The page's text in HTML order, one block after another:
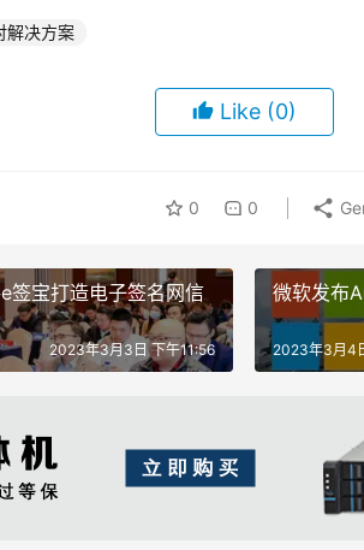
解决方案
Like (0)
0 0
签宝打造电子签名网信
2023年3月3日 下午11:56
微软发布
2023年3月4